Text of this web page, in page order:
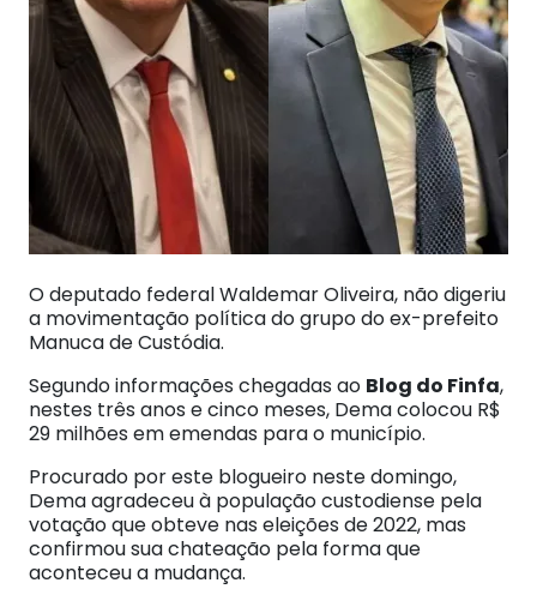
O deputado federal Waldemar Oliveira, não digeriu
a movimentação política do grupo do ex-prefeito
Manuca de Custódia.
Segundo informações chegadas ao Blog do Finfa,
nestes três anos e cinco meses, Dema colocou R$
29 milhões em emendas para o município.
Procurado por este blogueiro neste domingo,
Dema agradeceu à população custodiense pela
votação que obteve nas eleições de 2022, mas
confirmou sua chateação pela forma que
aconteceu a mudança.